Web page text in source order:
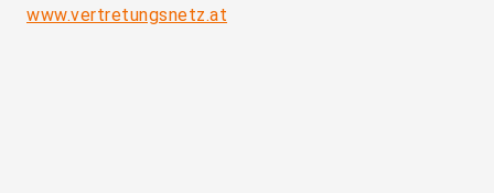
www.vertretungsnetz.at